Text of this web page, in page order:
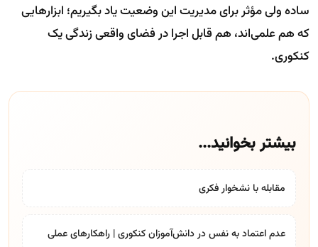
ساده ولی مؤثر برای مدیریت این وضعیت یاد بگیریم؛ ابزارهایی
که هم علمی‌اند، هم قابل اجرا در فضای واقعی زندگی یک
کنکوری.
بیشتر بخوانید...
مقابله با نشخوار فکری
عدم اعتماد به نفس در دانش‌آموزان کنکوری | راهکارهای عملی